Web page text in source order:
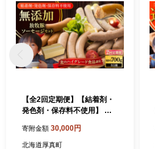
【全2回定期便】【結着剤・
発色剤・保存料不使用】 放
《厚真町》【ファーマーズフ
ァクトリー株式会社】 ソー
寄附金額 30,000円
北海道厚真町